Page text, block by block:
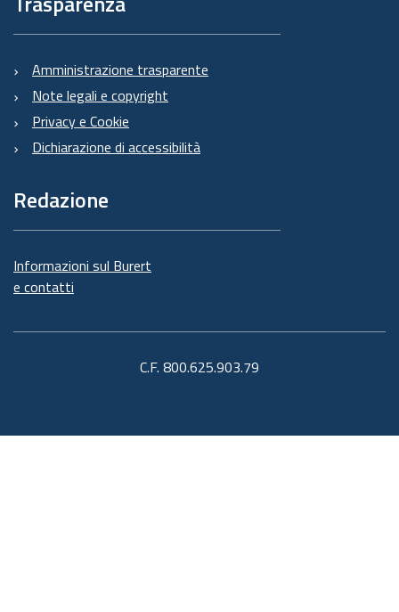
Amministrazione trasparente
Note legali e copyright
Privacy e Cookie
Dichiarazione di accessibilità
Redazione
Informazioni sul Burert
e contatti
C.F. 800.625.903.79